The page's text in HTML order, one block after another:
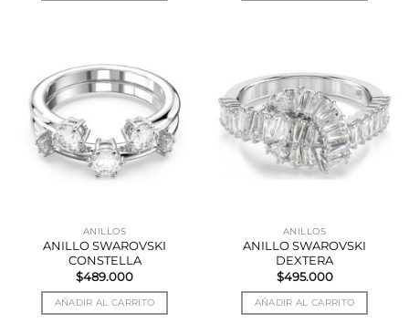
ANILLOS
ANILLO SWAROVSKI
CONSTELLA
$489.000
AÑADIR AL CARRITO
ANILLOS
ANILLO SWAROVSKI
DEXTERA
$495.000
AÑADIR AL CARRITO